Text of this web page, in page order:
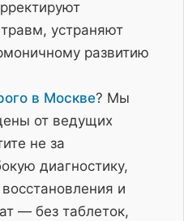
устраняют
развитию
в Москве? Мы
от ведущих
не за
диагностику,
и
— без таблеток,